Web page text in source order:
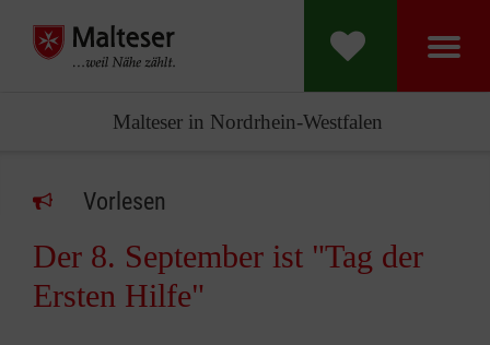
Malteser in Nordrhein-Westfalen
Vorlesen
Der 8. September ist "Tag der
Ersten Hilfe"